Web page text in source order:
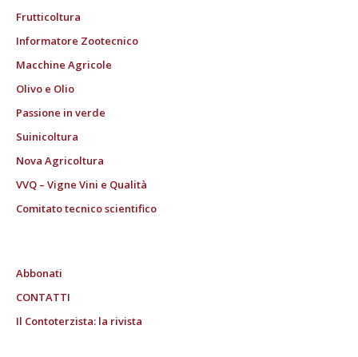
Frutticoltura
Informatore Zootecnico
Macchine Agricole
Olivo e Olio
Passione in verde
Suinicoltura
Nova Agricoltura
VVQ – Vigne Vini e Qualità
Comitato tecnico scientifico
Abbonati
CONTATTI
Il Contoterzista: la rivista